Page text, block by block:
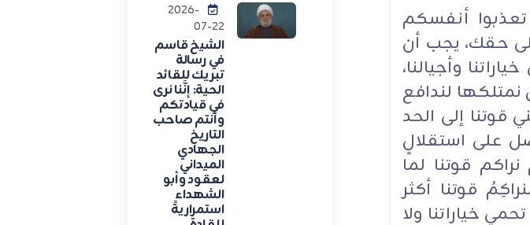
تعذبوا أنفسكم
حقك، يجب أن
وأجيالنا،
لندافع
قوتنا إلى الحد
على استقلالٍ
قوتنا لما
قوتنا أكثر
خياراتنا ولا
2026-
07-22
الشيخ قاسم
في رسالة
تبريك للقائد
الحية: إنَّنا نرى
في قيادتكم
وأنتم صاحب
التاريخ
الجهادي
الميداني
لعقود وأبو
الشهداء
استمراريةً